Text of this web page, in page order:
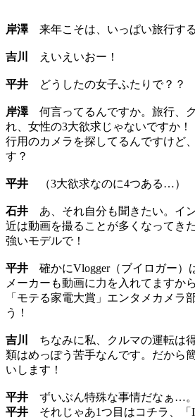
岸澤来年こそは、いっぱい旅行する
吉川 えいえいおー！
平井 どうしたの女子ふたりで？？
岸澤何言ってるんですか。旅行、
れ、女性の3大欲求じゃないですか
行用のカメラを探してるんですけど
す？
平井 （3大欲求なのに4つある…）
石井 あ、それ自分も聞きたい。イ
近は動画を撮ることが多くなってき
強いモデルで！
平井 確かにVlogger（ブイロガー）
メーカーも動画に力を入れてますか
「モテる家電大賞」エンタメカメラ
う！
吉川
ちなみに私、クルマの運転は
類はめっぽう苦手なんです。だから
いします！
平井 ずいぶん特殊な事情だなぁ…。
平井 それじゃあ1つ目はコチラ、「